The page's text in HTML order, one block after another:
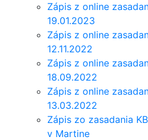
Zápis z online
19.01.2023
Zápis z online
12.11.2022
Zápis z online
18.09.2022
Zápis z online
13.03.2022
Zápis zo zasadania
v Martine